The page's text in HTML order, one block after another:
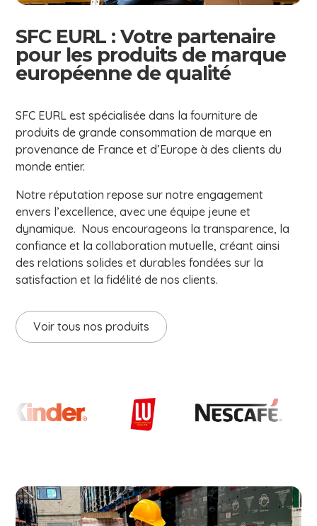
SFC EURL : Votre partenaire
pour les produits de marque
européenne de qualité
SFC EURL est spécialisée dans la fourniture de
produits de grande consommation de marque en
provenance de France et d’Europe à des clients du
monde entier.
Notre réputation repose sur notre engagement
envers l’excellence, avec une équipe jeune et
dynamique. Nous encourageons la transparence, la
confiance et la collaboration mutuelle, créant ainsi
des relations solides et durables fondées sur la
satisfaction et la fidélité de nos clients.
Voir tous nos produits